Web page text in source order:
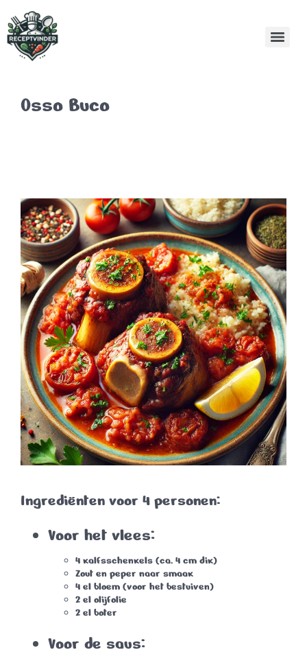
Osso Buco
Ingrediënten voor 4 personen:
Voor het vlees:
4 kalfsschenkels (ca. 4 cm dik)
Zout en peper naar smaak
4 el bloem (voor het bestuiven)
2 el olijfolie
2 el boter
Voor de saus: